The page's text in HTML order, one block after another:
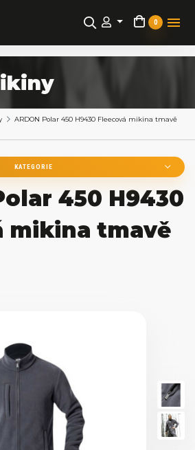
0
ARDON Polar 450 H9430 Fleecová mikina tmavě
KATEGORIE
450 H9430
mikina tmavě